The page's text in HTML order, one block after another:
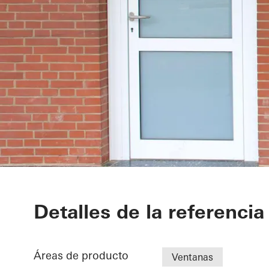
Elementary
Detalles de la referencia
Áreas de producto Ventanas